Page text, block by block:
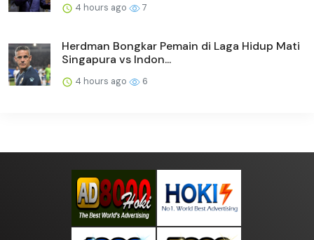
4 hours ago 7
Herdman Bongkar Pemain di Laga Hidup Mati
Singapura vs Indon...
4 hours ago 6